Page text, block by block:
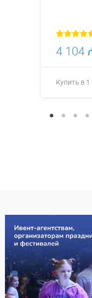
4 104
Купить в 1